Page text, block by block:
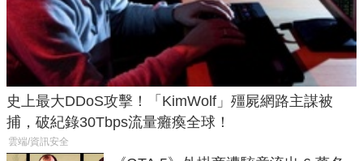
史上最大DDoS攻擊！「KimWolf」殭屍網路主謀被
捕，破紀錄30Tbps流量癱瘓全球！
雲端/資訊安全